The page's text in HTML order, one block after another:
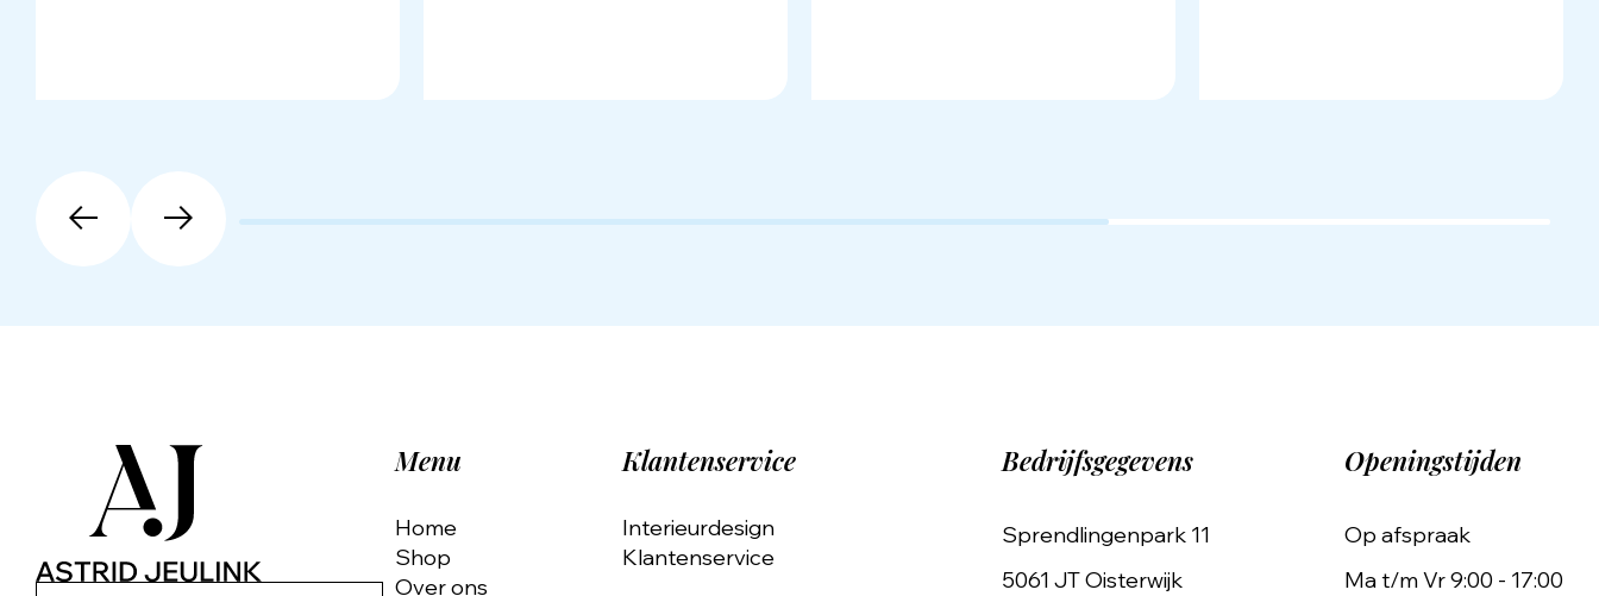
Menu
Home
Shop
Over ons
Klantenservice
Interieurdesign
Klantenservice
Bedrijfsgegevens
Sprendlingenpark 11
5061 JT Oisterwijk
Openingstijden
Op afspraak
Ma t/m Vr 9:00 - 17:00